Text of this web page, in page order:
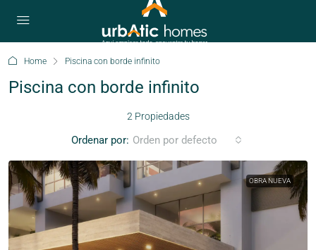
Home Piscina con borde infinito
Piscina con borde infinito
2 Propiedades
Ordenar por: Orden por defecto
OBRA NUEVA